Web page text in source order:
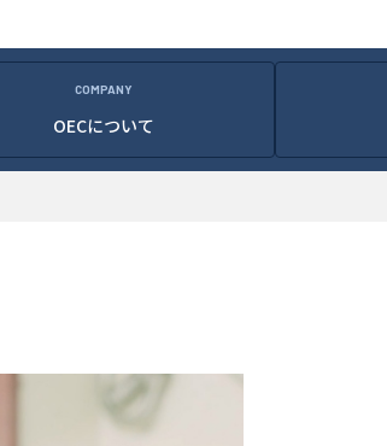
COMPANY
OECについて